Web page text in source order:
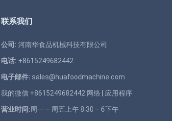
联系我们
公司: 河南华食品机械科技有限公司
电话: +8615249682442
电子邮件: sales@huafoodmachine.com
我的微信 +8615249682442 网络 应用程序
营业时间: 周一 – 周五上午 8.30 – 6下午